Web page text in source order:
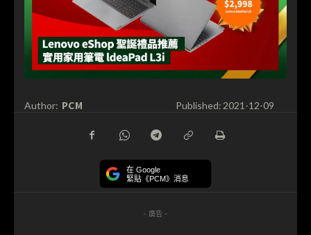
Author: PCM Published: 2021-12-09
在 Google
緊貼《PCM》消息
- 廣告 -